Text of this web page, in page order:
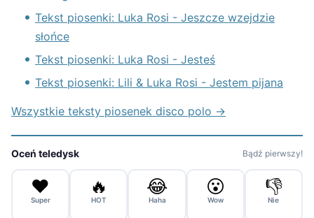
Tekst piosenki: Luka Rosi - Jeszcze wzejdzie
słońce
Tekst piosenki: Luka Rosi - Jesteś
Tekst piosenki: Lili & Luka Rosi - Jestem pijana
Wszystkie teksty piosenek disco polo →
Oceń teledysk Bądź pierwszy!
❤️
Super
🔥
HOT
😂
Haha
😮
Wow
👎
Nie